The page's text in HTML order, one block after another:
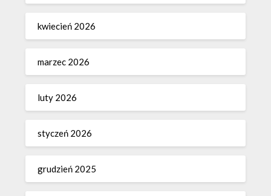
kwiecień 2026
marzec 2026
luty 2026
styczeń 2026
grudzień 2025